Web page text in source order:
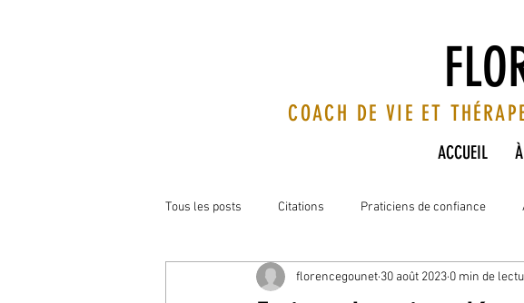
COACH DE VIE ET
ACCUEIL
Tous les posts Citations Praticiens de confiance
florencegounet 30 août 2023 0 min de